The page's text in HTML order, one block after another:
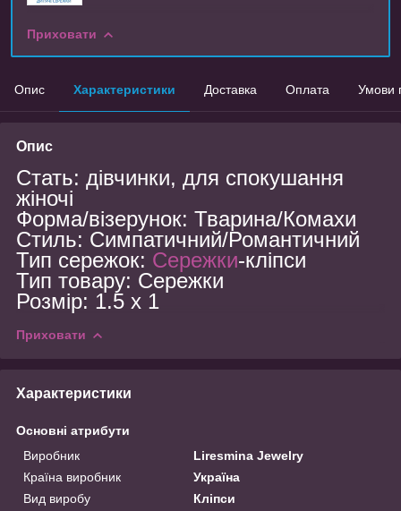
Приховати
Опис Характеристики Доставка Оплата Умови
Опис
Стать: дівчинки, для спокушання
жіночі
Форма/візерунок: Тварина/Комахи
Стиль: Симпатичний/Романтичний
Тип сережок: Сережки-кліпси
Тип товару: Сережки
Розмір: 1.5 x 1
Приховати
Характеристики
Основні атрибути
Виробник
Liresmina Jewelry
Країна виробник
Україна
Вид виробу
Кліпси